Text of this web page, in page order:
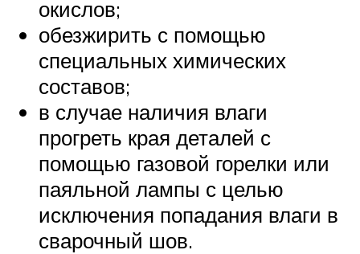
окислов;
обезжирить с помощью
специальных химических
составов;
в случае наличия влаги
прогреть края деталей с
помощью газовой горелки или
паяльной лампы с целью
исключения попадания влаги в
сварочный шов.